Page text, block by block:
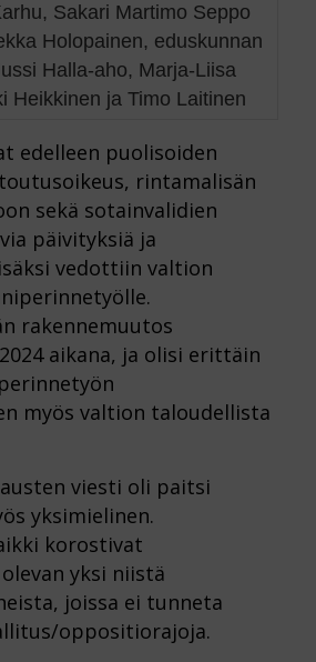
Sakari Martimo Seppo
Holopainen, eduskunnan
Halla-aho, Marja-Liisa
Heikkinen ja Timo Laitinen
edelleen puolisoiden
rintamalisän
sekä sotainvalidien
päivityksiä ja
vedottiin valtion
rakennemuutos
aikana, ja olisi erittäin
myös valtion taloudellista
viesti oli paitsi
yksimielinen.
korostivat
yksi niistä
joissa ei tunneta
oppositiorajoja.